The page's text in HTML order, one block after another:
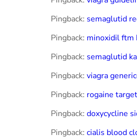
Pingback: semaglutid
Pingback: minoxidil ftm
Pingback: semaglutid
Pingback: viagra
Pingback: rogaine
Pingback: doxycycline
Pingback: cialis blood